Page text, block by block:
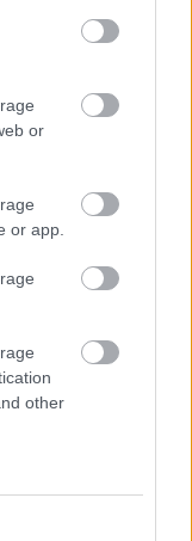
or
or app.
other